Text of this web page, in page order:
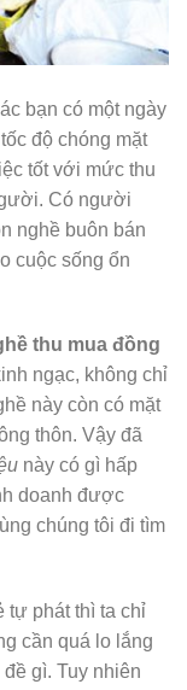
bạn có một ngày
độ chóng mặt
tốt với mức thu
Có người
nghề buôn bán
cuộc sống ổn
thu mua đồng
ngạc, không chỉ
này còn có mặt
thôn. Vậy đã
này có gì hấp
doanh được
chúng tôi đi tìm
phát thì ta chỉ
cần quá lo lắng
gì. Tuy nhiên